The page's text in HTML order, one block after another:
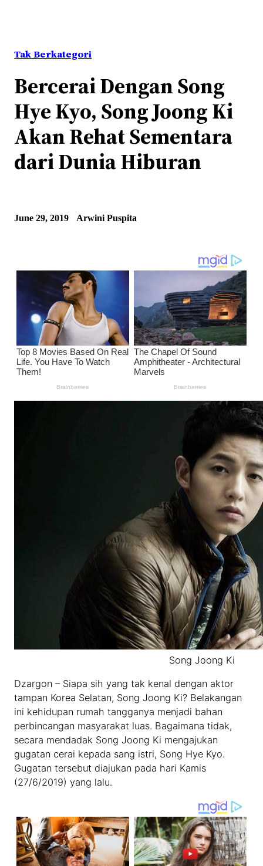
Tak Berkategori
Bercerai Dengan Song
Hye Kyo, Song Joong Ki
Akan Rehat Sementara
dari Dunia Hiburan
June 29, 2019 Arwini Puspita
Song Joong Ki
Dzargon – Siapa sih yang tak kenal dengan aktor
tampan Korea Selatan, Song Joong Ki? Belakangan
ini kehidupan rumah tangganya menjadi bahan
perbincangan masyarakat luas. Bagaimana tidak,
secara mendadak Song Joong Ki mengajukan
gugatan cerai kepada sang istri, Song Hye Kyo.
Gugatan tersebut diajukan pada hari Kamis
(27/6/2019) yang lalu.